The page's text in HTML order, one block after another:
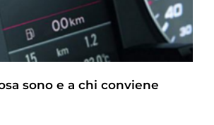
sono e a chi conviene